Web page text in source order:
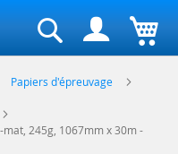
Rechercher
Papiers d'épreuvage
mat, 245g, 1067mm x 30m -